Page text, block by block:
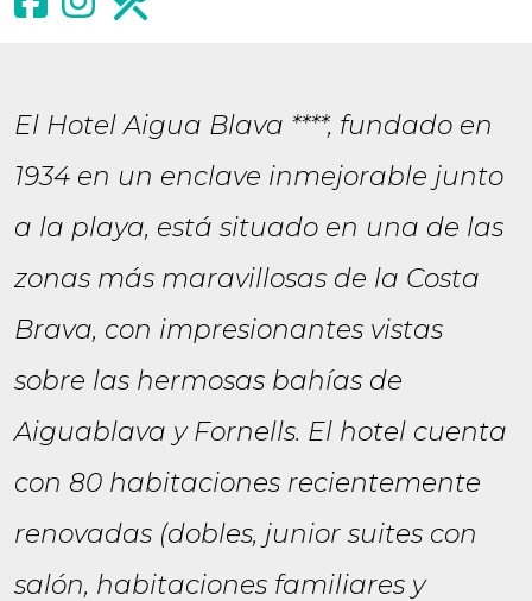
El Hotel Aigua Blava ****, fundado en
1934 en un enclave inmejorable junto
a la playa, está situado en una de las
zonas más maravillosas de la Costa
Brava, con impresionantes vistas
sobre las hermosas bahías de
Aiguablava y Fornells. El hotel cuenta
con 80 habitaciones recientemente
renovadas (dobles, junior suites con
salón, habitaciones familiares y